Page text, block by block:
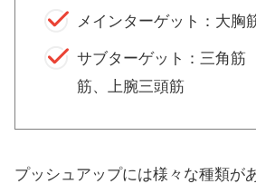
メインターゲット：大胸
サブターゲット：三角筋
筋、上腕三頭筋
プッシュアップには様々な種類が